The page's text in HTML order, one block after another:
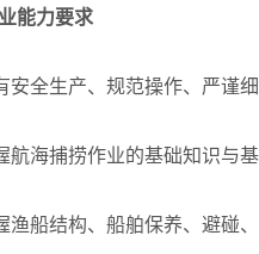
能力要求
全生产、规范操作、严谨细
海捕捞作业的基础知识与
船结构、船舶保养、避碰、